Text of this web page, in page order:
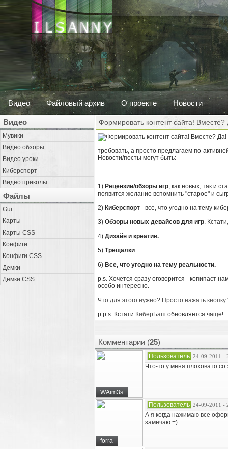
Видео Файловый архив О проекте Новости
Видео
Мувики
Видео обзоры
Видео уроки
Киберспорт
Видео приколы
Файлы
Gui
Карты
Карты CSS
Конфиги
Конфиги CSS
Демки
Демки CSS
Формировать контент сайта! Вместе?
требовать, а просто предлагаем по-
Новости/посты могут быть:
1) Рецензии/обзоры игр, как новых, так и
появится желание вспомнить "старое" и
2) Киберспорт - все, что угодно на тему
3) Обзоры новых девайсов для игр.
4) Дизайн и креатив.
5) Трещалки
6) Все, что угодно на тему реальности.
p.s. Хочется сразу оговорится - копипаст
особо интересно.
Что для этого нужно? Просто нажать
p.p.s. Кстати КиберБаш обновляется чаще!
Комментарии (25)
WAim3s
Пользователь 24-09-2011 -
Что-то у меня плоховато со
forra
Пользователь 24-09-2011 -
А я когда нажимаю все
замечаю =)